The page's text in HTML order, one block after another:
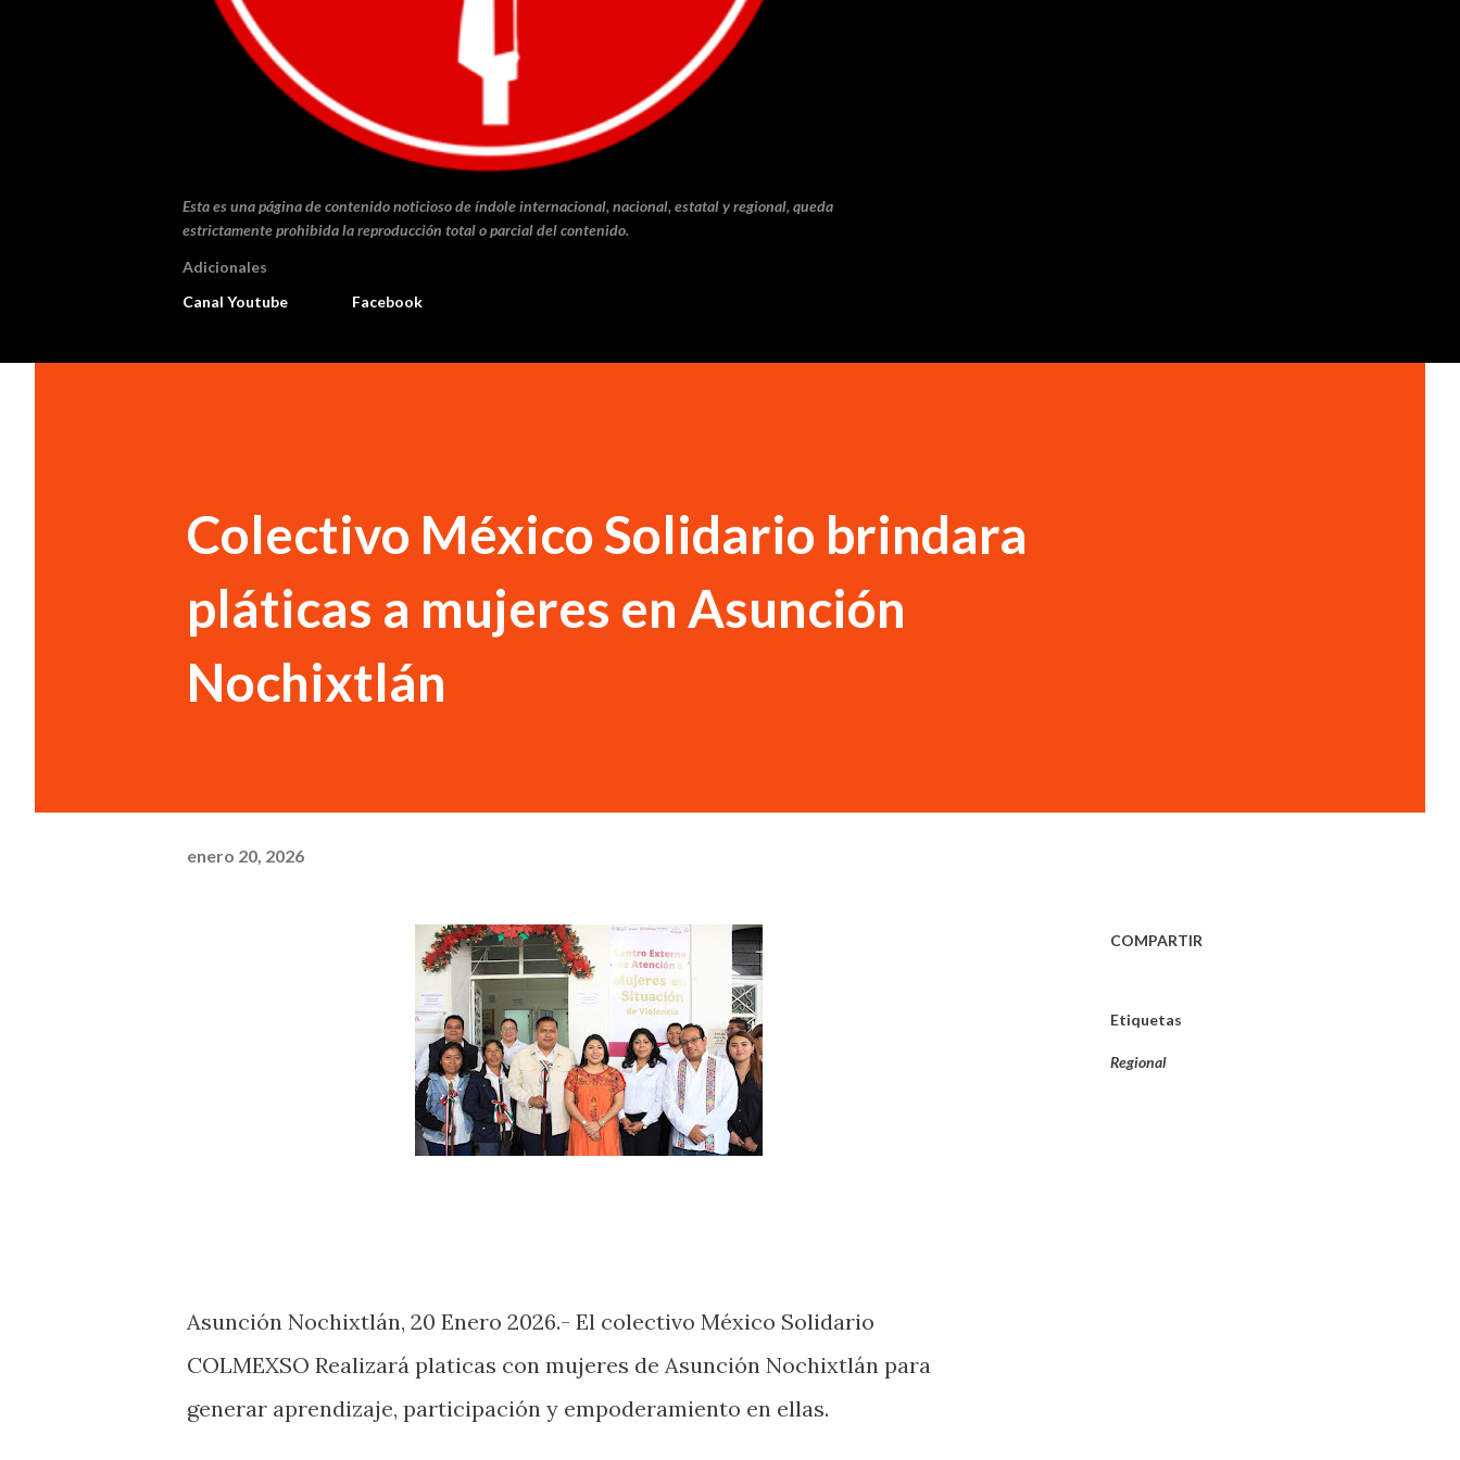
Esta es una página de contenido noticioso de índole internacional, nacional, estatal y regional, queda
estrictamente prohibida la reproducción total o parcial del contenido.
Adicionales
Canal Youtube
Facebook
Colectivo México Solidario brindara
pláticas a mujeres en Asunción
Nochixtlán
enero 20, 2026
Asunción Nochixtlán, 20 Enero 2026.- El colectivo México Solidario
COLMEXSO Realizará platicas con mujeres de Asunción Nochixtlán para
generar aprendizaje, participación y empoderamiento en ellas.
COMPARTIR
Etiquetas
Regional